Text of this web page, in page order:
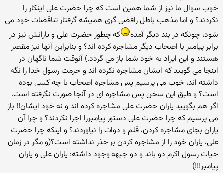
خوب سوال ما نیز از شما همین است که چرا حضرت علی اینکار را
نکردند؟ و اما مذهب باطل رافضی گری همیشه گرفتار تناقضات خود می
شود، چونکه در بند دیگر آمده
که چطور حضرت علی و یارانش نیز در
برابر پیامبر با اصحاب دیگر مشاجره کرده اند؟ و بنابراین آنها نیز مقصر
هستند و این ایراد به خود شما باز می گردد.) آنوقت شما ناگهان در
اینجا می گویید که ایشان مشاجره نکرده اند و حرمت رسول خدا را نگه
داشته اند، خوب می پرسیم پس مشاجره اصحاب با چه کسی بوده
است؟ و طبق این سخن پس مشاجره ای در آنجا صورت نگرفته است.
اگر هم بگویید یاران حضرت علی مشاجره کرده اند و نه خود ایشان!! باز
می پرسیم که چرا حضرت علی دستور پیامبررا اجرا نکردند؟ و چرا آن
یاران بجای مشاجره کردن، قلم و دوات را نیاوردند؟ و اینکه چرا حضرت
علی، یاران خود را از مشاجره کردن بر حذر نداشته است؟(و مگر در زمان
حیات رسول اکرم دو باند و دو جبهه وجود داشته: یاران علی و یاران
پیامبر!!!)